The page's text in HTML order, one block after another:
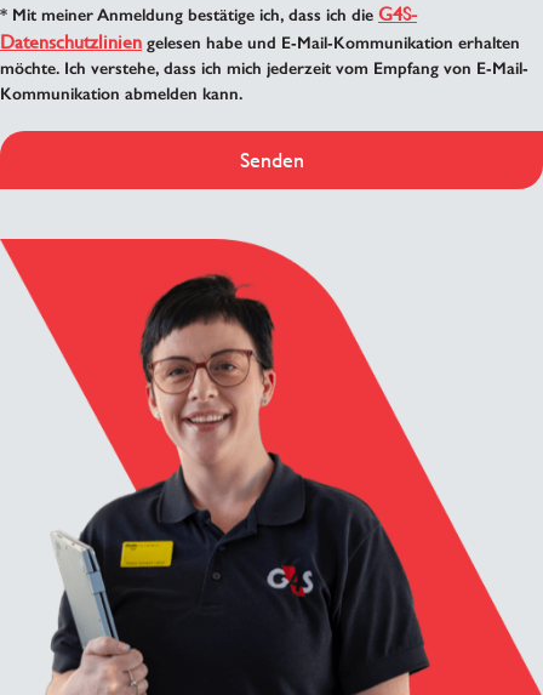
* Mit meiner Anmeldung bestätige ich, dass ich die G4S-
Datenschutzlinien gelesen habe und E-Mail-Kommunikation erhalten
möchte. Ich verstehe, dass ich mich jederzeit vom Empfang von E-Mail-
Kommunikation abmelden kann.
Senden